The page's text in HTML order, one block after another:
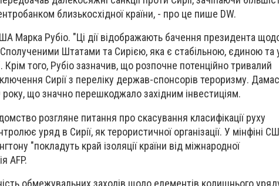
близькосхідної країни, - про це пише DW.
Марка Рубіо. "Ці дії відображають бачення президента
Штатами та Сирією, яка є стабільною, єдиною та
того, Рубіо зазначив, що розпочне потенційно тривалий
Сирії з переліку держав-спонсорів тероризму.
року, що значно перешкоджало західним інвестиціям.
розгляне питання про скасування класифікації руху
уряд в Сирії, як терористичної організації. У мінфіні
"покладуть край ізоляції країни від міжнародної
AFP.
обмежувальних заходів щодо елементів колишнього